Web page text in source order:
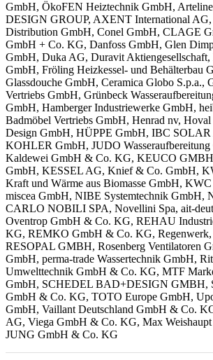
GmbH, ÖkoFEN Heiztechnik GmbH,
DESIGN GROUP, AXENT International AG,
Distribution GmbH, Conel GmbH, CLAGE
GmbH + Co. KG, Danfoss GmbH, Glen
GmbH, Duka AG, Duravit
GmbH, Fröling Heizkessel- und Behälterbau
Glassdouche GmbH, Ceramica Globo S.p.a.,
Vertriebs GmbH, Grünbeck
GmbH, Hamberger Industriewerke GmbH,
Badmöbel Vertriebs GmbH, Henrad nv,
Design GmbH, HÜPPE GmbH, IBC
KOHLER GmbH, JUDO Wasseraufbereitung
Kaldewei GmbH & Co. KG, KEUCO
GmbH, KESSEL AG, Knief & Co. GmbH,
Kraft und Wärme aus Biomasse GmbH,
miscea GmbH, NIBE Systemtechnik
CARLO NOBILI SPA, Novellini Spa, ait-
Oventrop GmbH & Co. KG, REHAU
KG, REMKO GmbH & Co. KG, Regenwerk,
RESOPAL GMBH, Rosenberg Ventilatoren
GmbH, perma-trade Wassertechnik GmbH,
Umwelttechnik GmbH & Co. KG, MTF
GmbH, SCHEDEL BAD+DESIGN GMBH,
GmbH & Co. KG, TOTO Europe GmbH,
GmbH, Vaillant Deutschland GmbH & Co.
AG, Viega GmbH & Co. KG, Max
JUNG GmbH & Co. KG